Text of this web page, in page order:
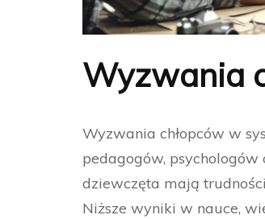
Wyzwania
Wyzwania chłopców w
pedagogów, psychologów
dziewczęta mają
Niższe wyniki w nauce,